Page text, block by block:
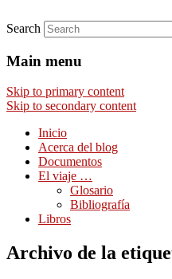
Afán por saber
Comentarios sobre
Search
Main menu
Skip to primary content
Skip to secondary content
Inicio
Acerca del blog
Documentos
El viaje …
Glosario
Bibliografía
Libros
Archivo de la